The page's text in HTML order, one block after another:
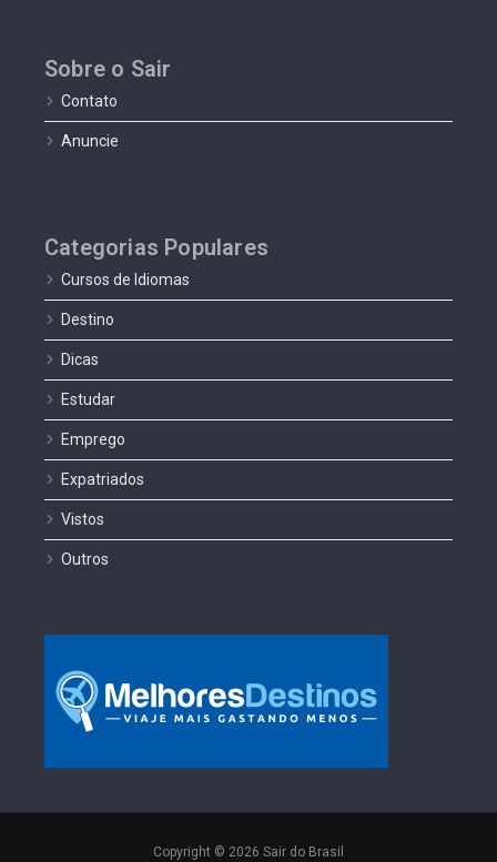
Sobre o Sair
Contato
Anuncie
Categorias Populares
Cursos de Idiomas
Destino
Dicas
Estudar
Emprego
Expatriados
Vistos
Outros
Copyright © 2026 Sair do Brasil